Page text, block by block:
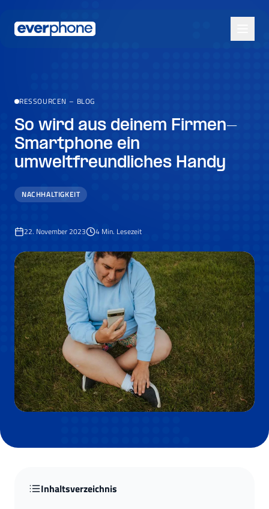
RESSOURCEN – BLOG
So wird aus deinem Firmen-
Smartphone ein
umweltfreundliches Handy
NACHHALTIGKEIT
22. November 2023 4 Min. Lesezeit
Inhaltsverzeichnis